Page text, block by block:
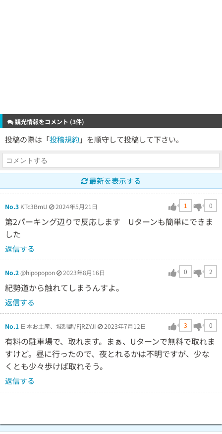
観光情報をコメント (3件)
投稿の際は「投稿規約 」を順守して投稿して下さい。
最新を表示する
No.3 KTc3BmU 2024年5月21日 1 0
第2パーキング辺りで反応します Uターンも簡単にできま
した
返信する
No.2@hipopopon 2023年8月16日 0 2
紀勢道から触れてしまうんすよ。
返信する
No.1 日本お土産、城制覇/FjRZYJI 2023年7月12日 3 0
有料の駐車場で、取れます。まぁ、Uターンで無料で取れま
すけど。昼に行ったので、夜とれるかは不明ですが、少な
くとも少々歩けば取れそう。
返信する